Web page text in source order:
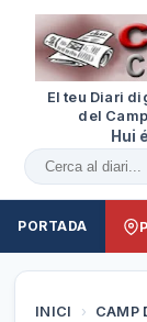
El teu Diari
del
Hui
Cercar al diari
PORTADA
INICI › CAMP